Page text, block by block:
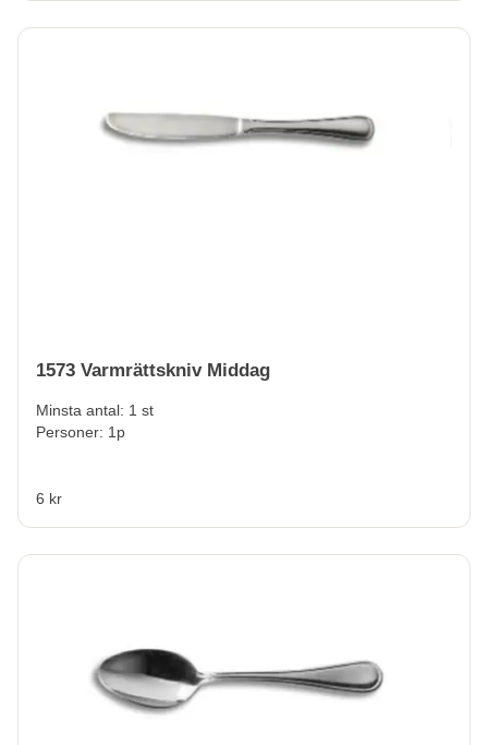
1573 Varmrättskniv Middag
Minsta antal: 1 st
Personer: 1p
6 kr